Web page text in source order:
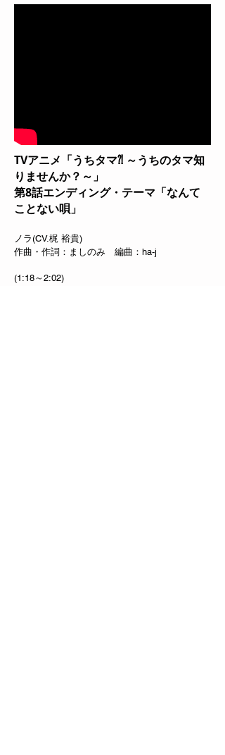
TVアニメ「うちタマ⁈ ～うちのタマ知
りませんか？～」
第8話エンディング・テーマ「なんて
ことない唄」
ノラ(CV.梶 裕貴)
作曲・作詞：ましのみ 編曲：ha-j
(1:18～2:02)